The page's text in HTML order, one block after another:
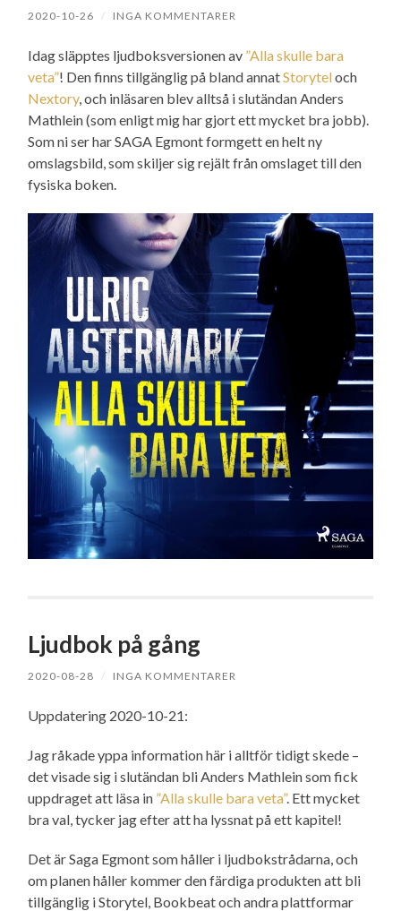
2020-10-26 / INGA KOMMENTARER
Idag släpptes ljudboksversionen av ”Alla skulle bara
veta”! Den finns tillgänglig på bland annatStoryteloch
Nextory, och inläsaren blev alltså i slutändan Anders
Mathlein (som enligt mig har gjort ett mycket bra jobb).
Som ni ser har SAGA Egmont formgett en helt ny
omslagsbild, som skiljer sig rejält från omslaget till den
fysiska boken.
Ljudbok på gång
2020-08-28 / INGA KOMMENTARER
Uppdatering 2020-10-21:
Jag råkade yppa information här i alltför tidigt skede –
det visade sig i slutändan bli Anders Mathlein som fick
uppdraget att läsa in ”Alla skulle bara veta”. Ett mycket
bra val, tycker jag efter att ha lyssnat på ett kapitel!
Det är Saga Egmont som håller i ljudboks­trådarna, och
om planen håller kommer den färdiga produkten att bli
tillgänglig i Storytel, Bookbeat och andra plattformar